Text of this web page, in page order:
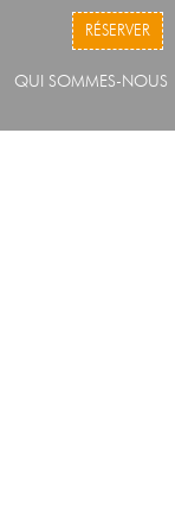
RÉSERVER
QUI SOMMES-NOUS